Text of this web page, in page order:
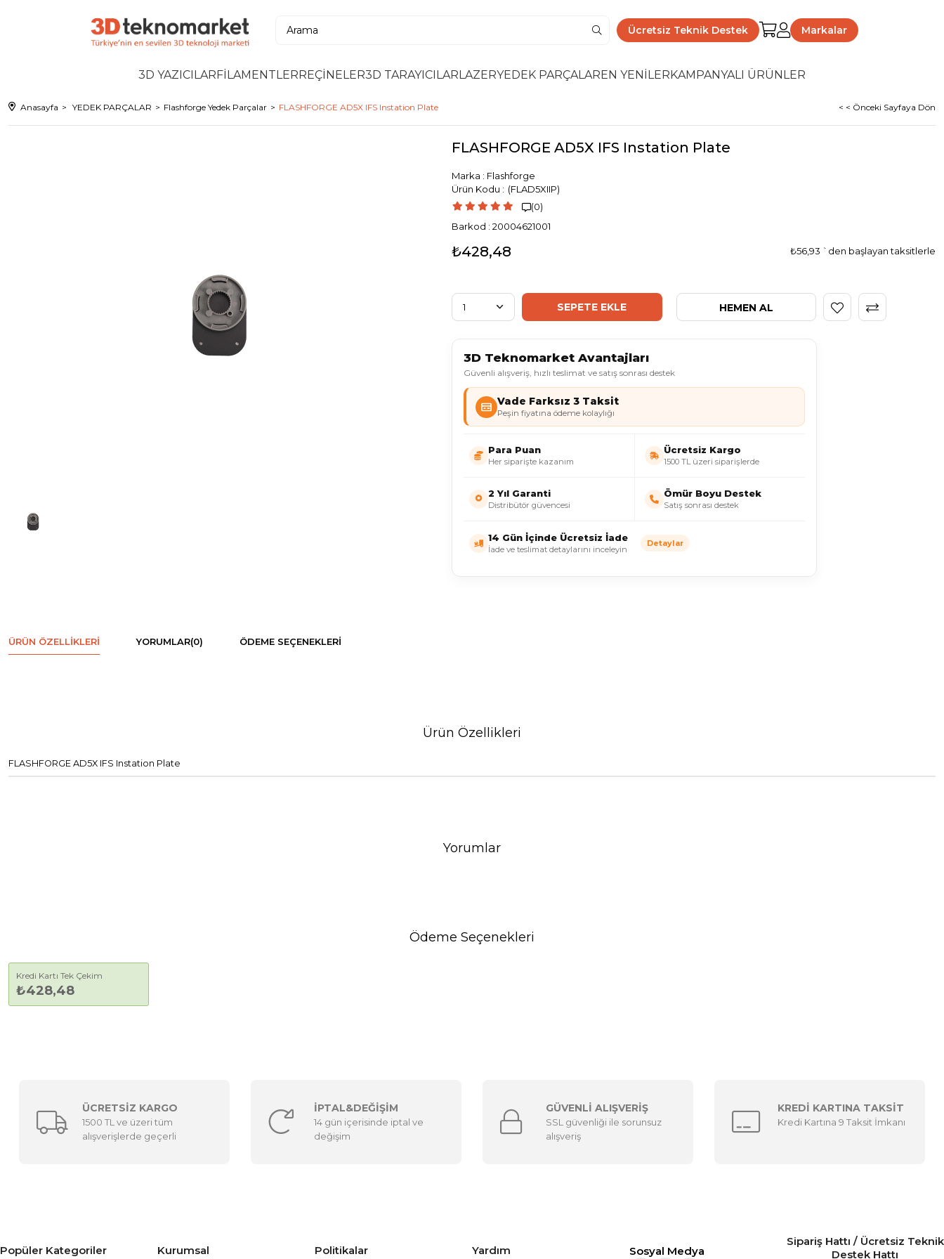
Ücretsiz Teknik Destek Markalar
3D YAZICILARFİLAMENTLERREÇİNELER3D TARAYICILARLAZERYEDEK PARÇALAREN YENİLERKAMPANYALI ÜRÜNLER
Anasayfa YEDEK PARÇALAR Flashforge Yedek Parçalar FLASHFORGE AD5X IFS Instation Plate < < Önceki Sayfaya Dön
FLASHFORGE AD5X IFS Instation Plate
Marka : Flashforge
(FLAD5XIIP)
(0)
Barkod : 20004621001
₺428,48 ₺56,93 `den başlayan taksitlerle
3D Teknomarket Avantajları
Güvenli alışveriş, hızlı teslimat ve satış sonrası destek
Vade Farksız 3 Taksit
Peşin fiyatına ödeme kolaylığı
Para Puan
Her siparişte kazanım
Ücretsiz Kargo
1500 TL üzeri siparişlerde
2 Yıl Garanti
Distribütör güvencesi
Ömür Boyu Destek
Satış sonrası destek
14 Gün İçinde Ücretsiz İade
İade ve teslimat detaylarını inceleyin
Detaylar
ÜRÜN ÖZELLIKLERI YORUMLAR(0) ÖDEME SEÇENEKLERI
Ürün Özellikleri
FLASHFORGE AD5X IFS Instation Plate
Yorumlar
Ödeme Seçenekleri
Kredi Kartı Tek Çekim
₺428,48
ÜCRETSİZ KARGO
1500 TL ve üzeri tüm
alışverişlerde geçerli
İPTAL&DEĞİŞİM
14 gün içerisinde iptal ve
değişim
GÜVENLİ ALIŞVERİŞ
SSL güvenliği ile sorunsuz
alışveriş
KREDİ KARTINA TAKSİT
Kredi Kartına 9 Taksit İmkanı
Popüler Kategoriler Kurumsal Politikalar Yardım Sosyal Medya
Sipariş Hattı / Ücretsiz Teknik
Destek Hattı